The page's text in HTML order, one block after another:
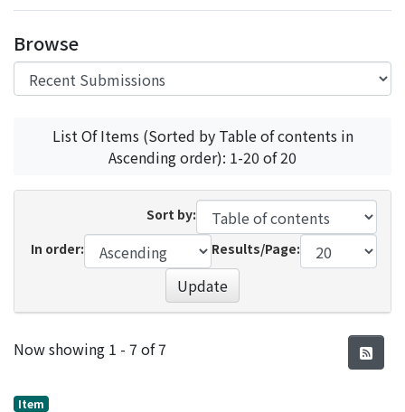
Browse
List Of Items (Sorted by Table of contents in
Ascending order): 1-20 of 20
Sort by:
In order:
Results/Page:
Update
Recent Submissions
Now showing 1 - 7 of 7
Item